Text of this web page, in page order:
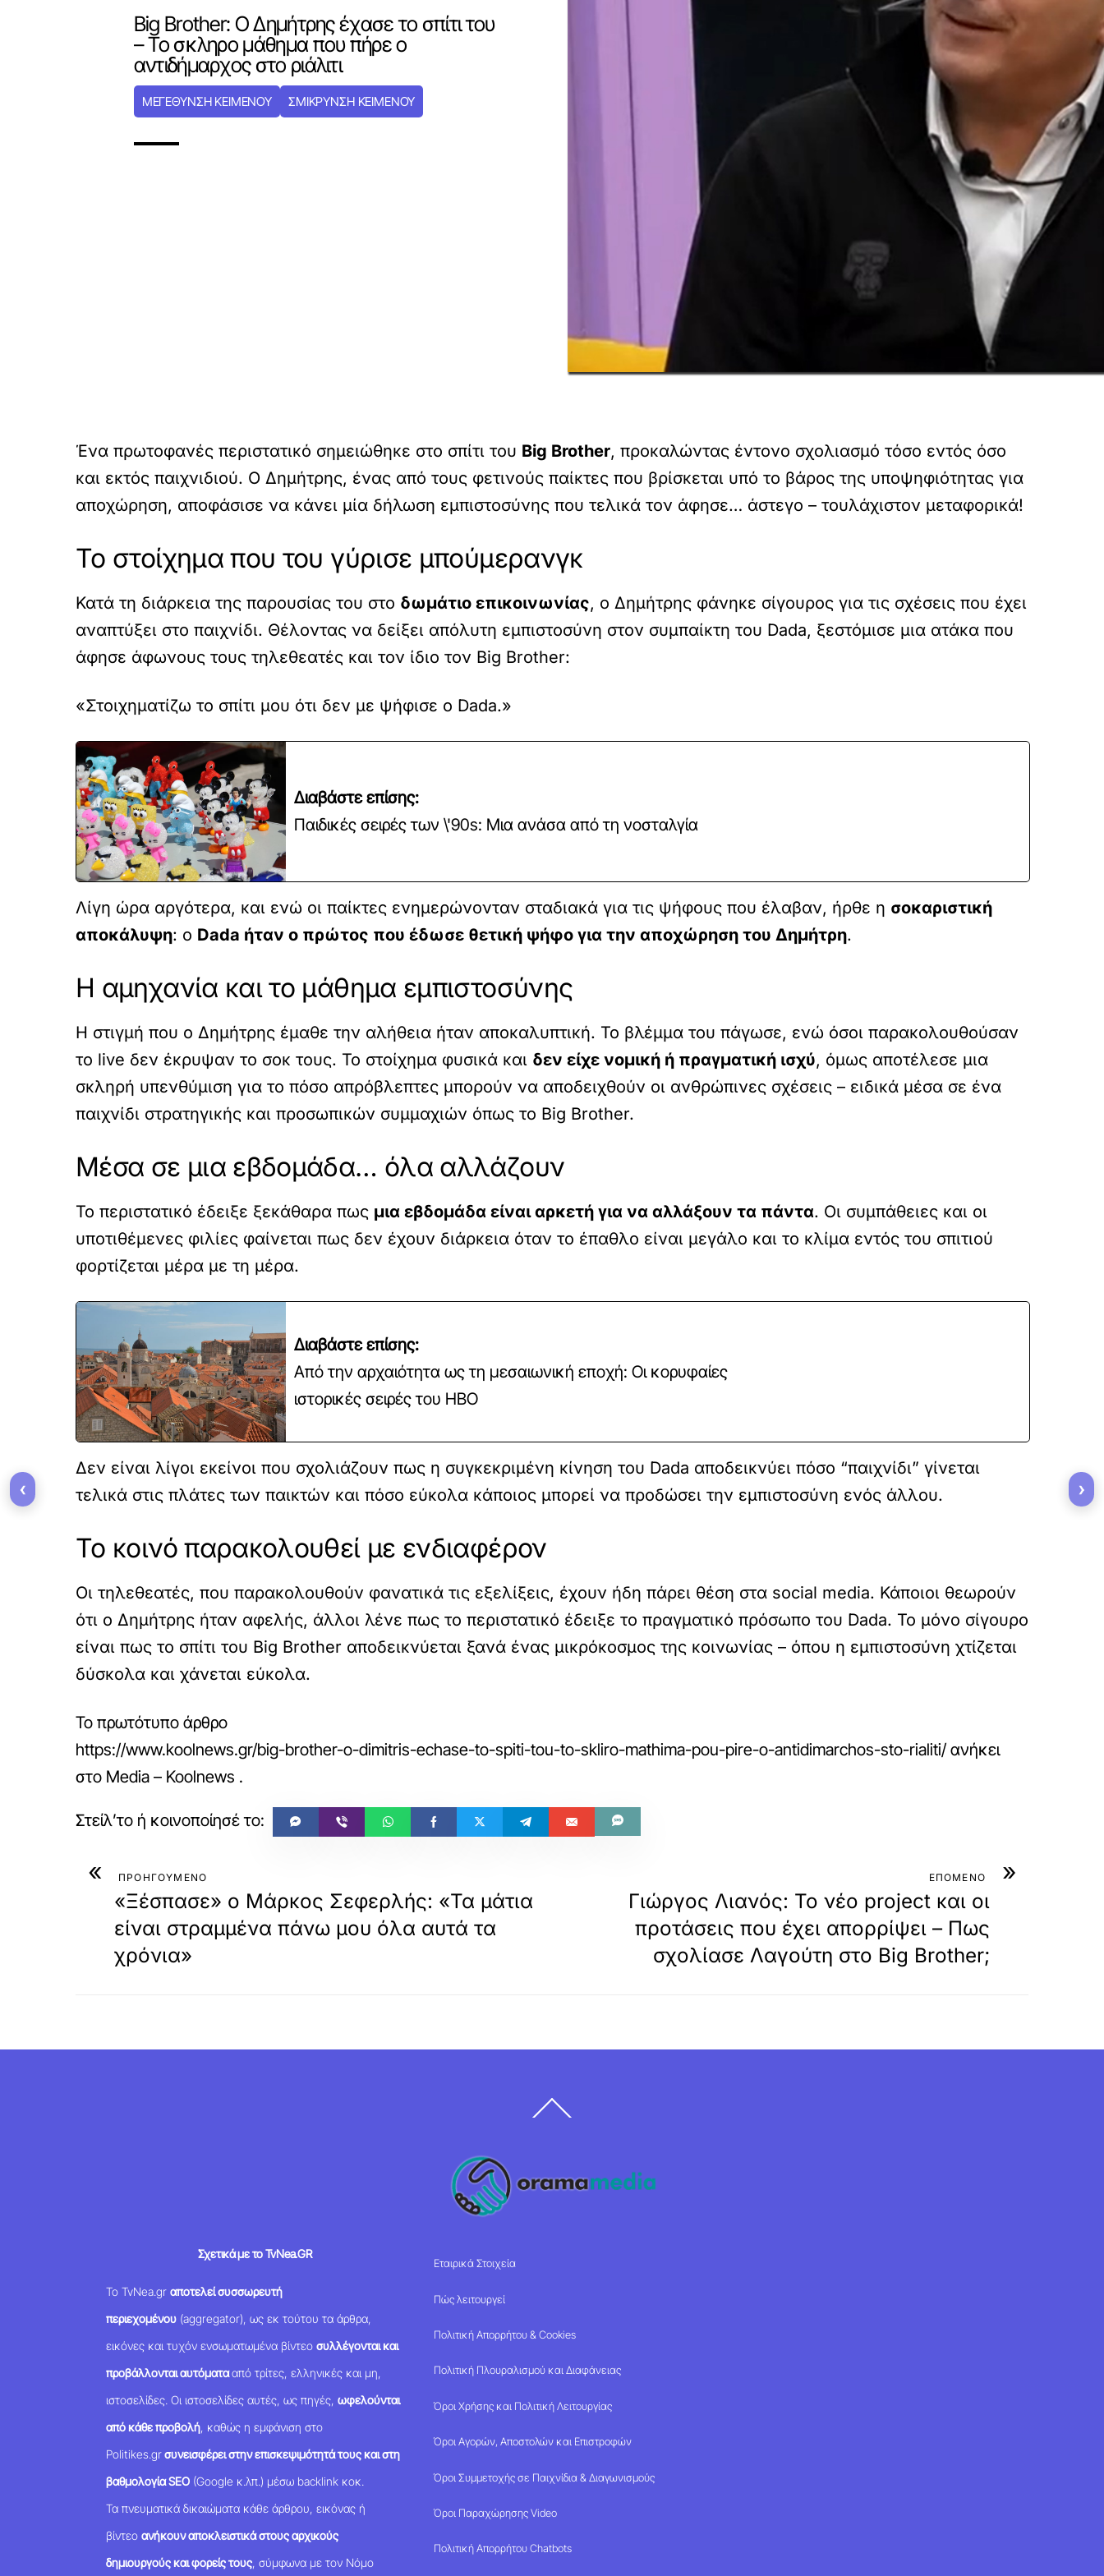
Big Brother: Ο Δημήτρης έχασε το σπίτι του
– Το σκληρο μάθημα που πήρε ο
αντιδήμαρχος στο ριάλιτι
ΜΕΓΕΘΥΝΣΗ ΚΕΙΜΕΝΟΥ ΣΜΙΚΡΥΝΣΗ ΚΕΙΜΕΝΟΥ
Ένα πρωτοφανές περιστατικό σημειώθηκε στο σπίτι του Big Brother, προκαλώντας έντονο σχολιασμό τόσο εντός όσο
και εκτός παιχνιδιού. Ο Δημήτρης, ένας από τους φετινούς παίκτες που βρίσκεται υπό το βάρος της υποψηφιότητας για
αποχώρηση, αποφάσισε να κάνει μία δήλωση εμπιστοσύνης που τελικά τον άφησε… άστεγο – τουλάχιστον μεταφορικά!
Το στοίχημα που του γύρισε μπούμερανγκ
Κατά τη διάρκεια της παρουσίας του στο δωμάτιο επικοινωνίας, ο Δημήτρης φάνηκε σίγουρος για τις σχέσεις που έχει
αναπτύξει στο παιχνίδι. Θέλοντας να δείξει απόλυτη εμπιστοσύνη στον συμπαίκτη του Dada, ξεστόμισε μια ατάκα που
άφησε άφωνους τους τηλεθεατές και τον ίδιο τον Big Brother:
«Στοιχηματίζω το σπίτι μου ότι δεν με ψήφισε ο Dada.»
Διαβάστε επίσης:
Παιδικές σειρές των \'90s: Μια ανάσα από τη νοσταλγία
Λίγη ώρα αργότερα, και ενώ οι παίκτες ενημερώνονταν σταδιακά για τις ψήφους που έλαβαν, ήρθε η σοκαριστική
αποκάλυψη: ο Dada ήταν ο πρώτος που έδωσε θετική ψήφο για την αποχώρηση του Δημήτρη.
Η αμηχανία και το μάθημα εμπιστοσύνης
Η στιγμή που ο Δημήτρης έμαθε την αλήθεια ήταν αποκαλυπτική. Το βλέμμα του πάγωσε, ενώ όσοι παρακολουθούσαν
το live δεν έκρυψαν το σοκ τους. Το στοίχημα φυσικά και δεν είχε νομική ή πραγματική ισχύ, όμως αποτέλεσε μια
σκληρή υπενθύμιση για το πόσο απρόβλεπτες μπορούν να αποδειχθούν οι ανθρώπινες σχέσεις – ειδικά μέσα σε ένα
παιχνίδι στρατηγικής και προσωπικών συμμαχιών όπως το Big Brother.
Μέσα σε μια εβδομάδα… όλα αλλάζουν
Το περιστατικό έδειξε ξεκάθαρα πως μια εβδομάδα είναι αρκετή για να αλλάξουν τα πάντα. Οι συμπάθειες και οι
υποτιθέμενες φιλίες φαίνεται πως δεν έχουν διάρκεια όταν το έπαθλο είναι μεγάλο και το κλίμα εντός του σπιτιού
φορτίζεται μέρα με τη μέρα.
Διαβάστε επίσης:
Από την αρχαιότητα ως τη μεσαιωνική εποχή: Οι κορυφαίες
ιστορικές σειρές του HBO
Δεν είναι λίγοι εκείνοι που σχολιάζουν πως η συγκεκριμένη κίνηση του Dada αποδεικνύει πόσο “παιχνίδι” γίνεται
τελικά στις πλάτες των παικτών και πόσο εύκολα κάποιος μπορεί να προδώσει την εμπιστοσύνη ενός άλλου.
Το κοινό παρακολουθεί με ενδιαφέρον
Οι τηλεθεατές, που παρακολουθούν φανατικά τις εξελίξεις, έχουν ήδη πάρει θέση στα social media. Κάποιοι θεωρούν
ότι ο Δημήτρης ήταν αφελής, άλλοι λένε πως το περιστατικό έδειξε το πραγματικό πρόσωπο του Dada. Το μόνο σίγουρο
είναι πως το σπίτι του Big Brother αποδεικνύεται ξανά ένας μικρόκοσμος της κοινωνίας – όπου η εμπιστοσύνη χτίζεται
δύσκολα και χάνεται εύκολα.
Το πρωτότυπο άρθρο
https://www.koolnews.gr/big-brother-o-dimitris-echase-to-spiti-tou-to-skliro-mathima-pou-pire-o-antidimarchos-sto-rialiti/ ανήκει
στο Media – Koolnews .
« ΠΡΟΗΓΟΥΜΕΝΟ
«Ξέσπασε» ο Μάρκος Σεφερλής: «Τα μάτια
είναι στραμμένα πάνω μου όλα αυτά τα
χρόνια»
»
ΕΠΟΜΕΝΟ
Γιώργος Λιανός: Το νέο project και οι
προτάσεις που έχει απορρίψει – Πως
σχολίασε Λαγούτη στο Big Brother;
To
Σχετικά με το TvNea.GR
Το TvNea.grαποτελεί συσσωρευτή
περιεχομένου (aggregator), ως εκ τούτου τα άρθρα,
εικόνες και τυχόν ενσωματωμένα βίντεοσυλλέγονται και
προβάλλονται αυτόματααπό τρίτες, ελληνικές και μη,
ιστοσελίδες. Οι ιστοσελίδες αυτές, ως πηγές,ωφελούνται
από κάθε προβολή , καθώς η εμφάνιση στο
Politikes.grσυνεισφέρει στην επισκεψιμότητά τους και στη
βαθμολογία SEO (Google κ.λπ.) μέσω backlink κοκ.
Τα πνευματικά δικαιώματα κάθε άρθρου, εικόνας ή
βίντεοανήκουν αποκλειστικά στους αρχικούς
δημιουργούς και φορείς τους , σύμφωνα με τον Νόμο
Εταιρικά Στοιχεία
Πώς λειτουργεί
Πολιτική Απορρήτου & Cookies
Πολιτική Πλουραλισμού και Διαφάνειας
Όροι Χρήσης και Πολιτική Λειτουργίας
Όροι Αγορών, Αποστολών και Επιστροφών
Όροι Συμμετοχής σε Παιχνίδια & Διαγωνισμούς
Όροι Παραχώρησης Video
Πολιτική Απορρήτου Chatbots
‹ ›